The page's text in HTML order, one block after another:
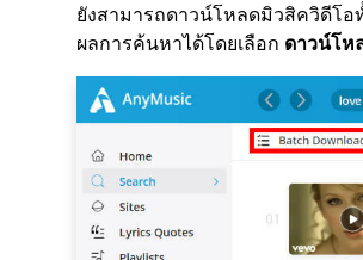
ยังสามารถดาวน์โหลดมิวสิควิดีโอ
ผลการค้นหาได้โดยเลือก ดาวน์โห